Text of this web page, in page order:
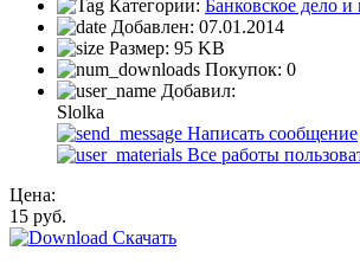
Категории: Банковское дело и
Добавлен: 07.01.2014
Размер: 95 KB
Покупок: 0
Добавил:
Slolka
Написать сообщение
Все работы
Цена:
15 руб.
Скачать